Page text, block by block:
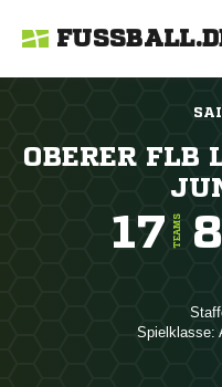
OBERER FLB
17 TEAMS
Spielklasse: